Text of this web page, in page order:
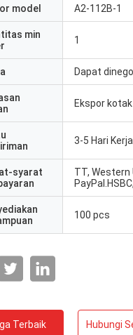
model A2-112B-1
min
1
Dapat
Ekspor
3-5 Hari Kerja
syarat
TT, Western
100 pcs
Terbaik Hubungi